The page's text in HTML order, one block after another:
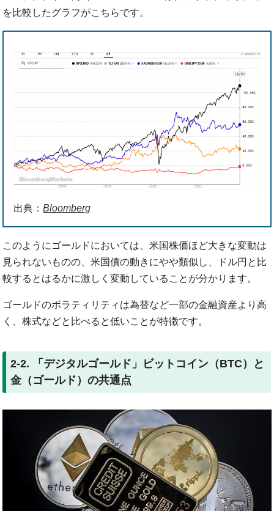
を比較したグラフがこちらです。
出典：Bloomberg
このようにゴールドにおいては、米国株価ほど大きな変動は
見られないものの、米国債の動きにやや類似し、ドル円と比
較するとはるかに激しく変動していることが分かります。
ゴールドのボラティリティは為替など一部の金融資産より高
く、株式などと比べると低いことが特徴です。
2-2. 「デジタルゴールド」ビットコイン（BTC）と
金（ゴールド）の共通点